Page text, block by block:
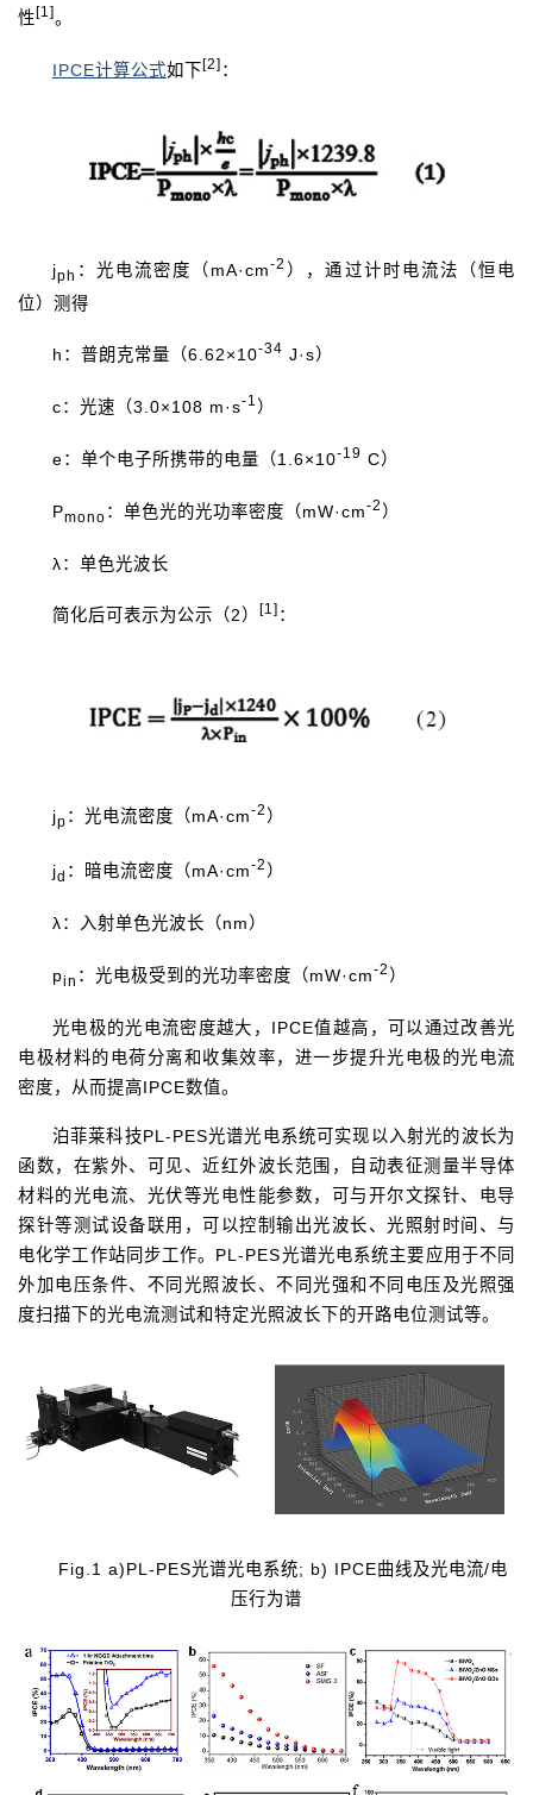
性[1]。
IPCE计算公式如下[2] ：
jph ：光电流密度（mA·cm-2 ），通过计时电流法（恒电
位）测得
h：普朗克常量（6.62×10-34 J·s）
c：光速（3.0×108 m·s-1 ）
e：单个电子所携带的电量（1.6×10-19 C）
Pmono ：单色光的光功率密度（mW·cm-2 ）
λ：单色光波长
简化后可表示为公示（2） [1] ：
jp ：光电流密度（mA·cm-2 ）
jd ： 暗电流密度（mA·cm-2 ）
λ： 入射单色光波长（nm）
pin ： 光电极受到的光功率密度（mW·cm-2 ）
光电极的光电流密度越大，IPCE值越高，可以通过改善光
电极材料的电荷分离和收集效率，进一步提升光电极的光电流
密度，从而提高IPCE数值。
泊菲莱科技PL-PES光谱光电系统可实现以入射光的波长为
函数，在紫外、可见、近红外波长范围，自动表征测量半导体
材料的光电流、光伏等光电性能参数，可与开尔文探针、电导
探针等测试设备联用，可以控制输出光波长、光照射时间、与
电化学工作站同步工作。PL-PES光谱光电系统主要应用于不同
外加电压条件、不同光照波长、不同光强和不同电压及光照强
度扫描下的光电流测试和特定光照波长下的开路电位测试等。
Fig.1 a)PL-PES光谱光电系统; b) IPCE曲线及光电流/电
压行为谱